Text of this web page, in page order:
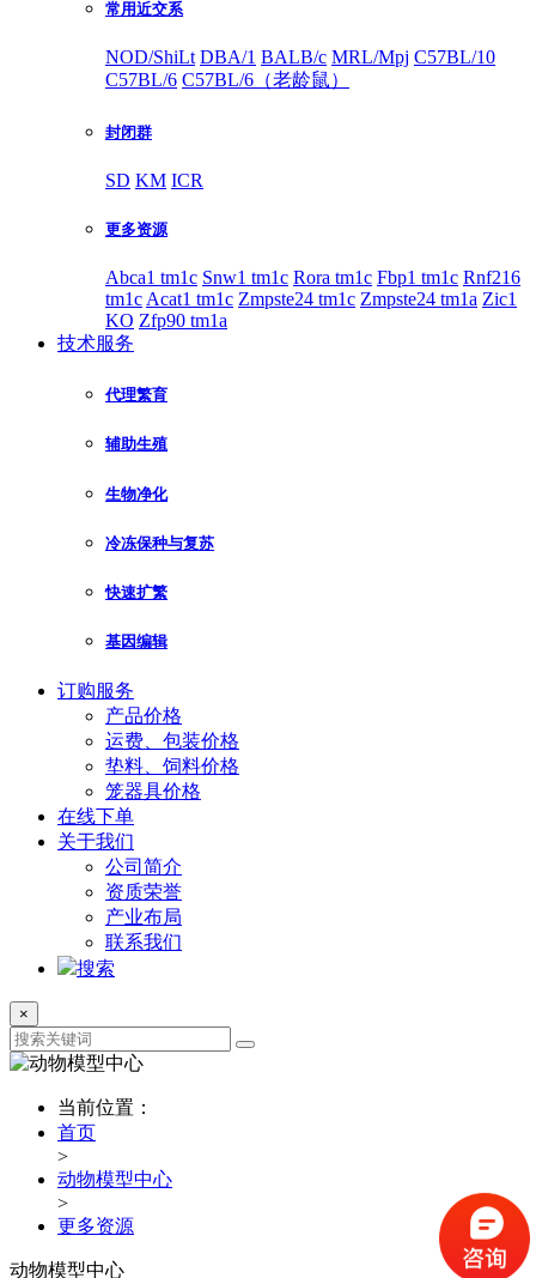
常用近交系
NOD/ShiLt DBA/1 BALB/c MRL/Mpj C57BL/10
C57BL/6 C57BL/6（老龄鼠）
封闭群
SD KM ICR
更多资源
Abca1 tm1c Snw1 tm1c Rora tm1c Fbp1 tm1c Rnf216
tm1c Acat1 tm1c Zmpste24 tm1c Zmpste24 tm1a Zic1
KO Zfp90 tm1a
技术服务
代理繁育
辅助生殖
生物净化
冷冻保种与复苏
快速扩繁
基因编辑
订购服务
产品价格
运费、包装价格
垫料、饲料价格
笼器具价格
在线下单
关于我们
公司简介
资质荣誉
产业布局
联系我们
搜索
×
当前位置：
首页
>
动物模型中心
>
更多资源
动物模型中心